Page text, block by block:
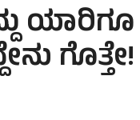
ಯಾರಿಗೂ
ಗೊತ್ತೇ!